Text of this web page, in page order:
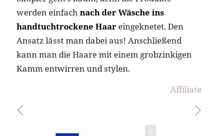
werden einfachnach der Wäsche ins
handtuchtrockene Haareingeknetet. Den
Ansatz lässt man dabei aus! Anschließend
kann man die Haare mit einem grobzinkigen
Kamm entwirren und stylen.
Affiliate